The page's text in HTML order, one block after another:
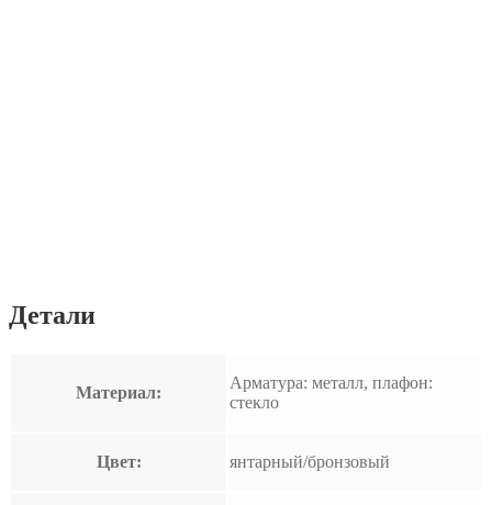
Детали
Материал:
Арматура: металл, плафон:
стекло
Цвет: янтарный/бронзовый